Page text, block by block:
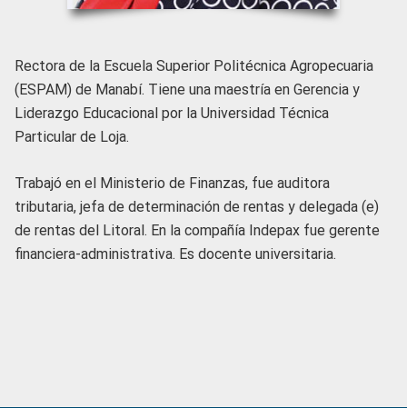
Rectora de la Escuela Superior Politécnica Agropecuaria
(ESPAM) de Manabí. Tiene una maestría en Gerencia y
Liderazgo Educacional por la Universidad Técnica
Particular de Loja.
Trabajó en el Ministerio de Finanzas, fue auditora
tributaria, jefa de determinación de rentas y delegada (e)
de rentas del Litoral. En la compañía Indepax fue gerente
financiera-administrativa. Es docente universitaria.